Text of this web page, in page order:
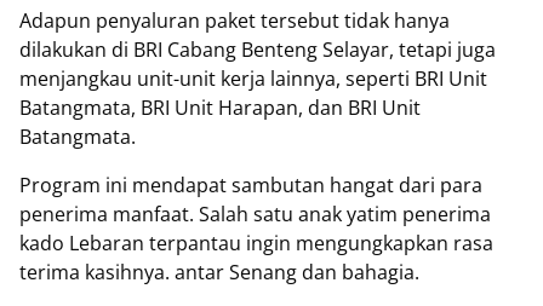
Adapun penyaluran paket tersebut tidak hanya
dilakukan di BRI Cabang Benteng Selayar, tetapi juga
menjangkau unit-unit kerja lainnya, seperti BRI Unit
Batangmata, BRI Unit Harapan, dan BRI Unit
Batangmata.
Program ini mendapat sambutan hangat dari para
penerima manfaat. Salah satu anak yatim penerima
kado Lebaran terpantau ingin mengungkapkan rasa
terima kasihnya. antar Senang dan bahagia.